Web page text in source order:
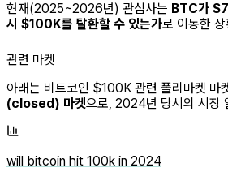
현재(2025~2026년) 관심사는 BTC가
시 $100K를 탈환할 수 있는가로 이동한
관련 마켓
아래는 비트코인 $100K 관련 폴리마켓 마
(closed) 마켓으로, 2024년 당시의 시장
will bitcoin hit 100k in 2024